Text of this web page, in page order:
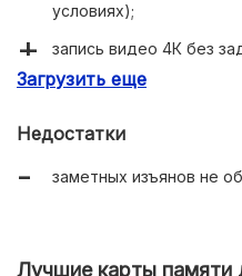
условиях);
запись видео 4К без
надёжность и
Загрузить еще
Недостатки
заметных изъянов не
Лучшие карты памяти